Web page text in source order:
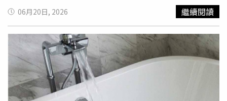
棉4、吃摩斯漢堡5、迴轉壽司吃超過300元6、吃滷肉飯25
元不會飽7、吃85℃切片黑森林蛋糕8、用洗碗機9、吃飯沒
AA制10、做美甲11、飲料點中杯12、洗髮精用到最後沒加
水13、跑咖啡廳14、鹹酥雞兩人份點365元15、買50元
LINE貼圖16、堅持用一次性紙巾17、春水堂點了一桌700
元
唱團》是何曼希的大銀幕處女作，她扮演誤殺入獄的叛逆少
女，敢愛敢恨的演出大獲好評，尤其是俐落精湛的舞蹈身
手，更是給觀眾留下深刻印象。許多粉絲只知道何曼希在16
歲時被韓國經紀公司FNC選秀成為練習生，但其實何曼希出
生於桃園市八德區，更是一直在桃園生活直到高中畢業。談
起桃園，何曼希說，小時候她是孤僻內向的小孩，外婆為了
讓她走出家門，每天早上四點多出去散步時，也會把熟睡的
她挖起床，一起帶出門運動，「
06月20日, 2026 繼續閱讀